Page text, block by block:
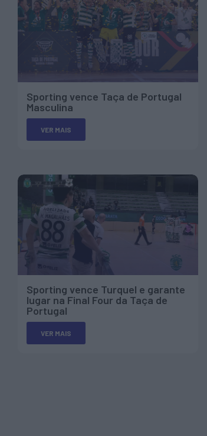
Sporting vence Taça de Portugal
Masculina
VER MAIS
Sporting vence Turquel e garante
lugar na Final Four da Taça de
Portugal
VER MAIS